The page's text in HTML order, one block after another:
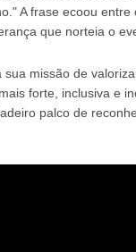
A frase ecoou entre
que norteia o
missão de
forte, inclusiva e
palco de